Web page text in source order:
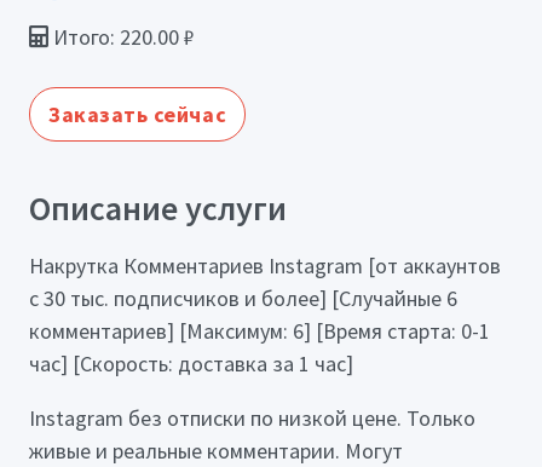
Итого: 220.00₽
Заказать сейчас
Описание услуги
Накрутка Комментариев Instagram [от аккаунтов
с 30 тыс. подписчиков и более] [Случайные 6
комментариев] [Максимум: 6] [Время старта: 0-1
час] [Скорость: доставка за 1 час]
Instagram без отписки по низкой цене. Только
живые и реальные комментарии. Могут